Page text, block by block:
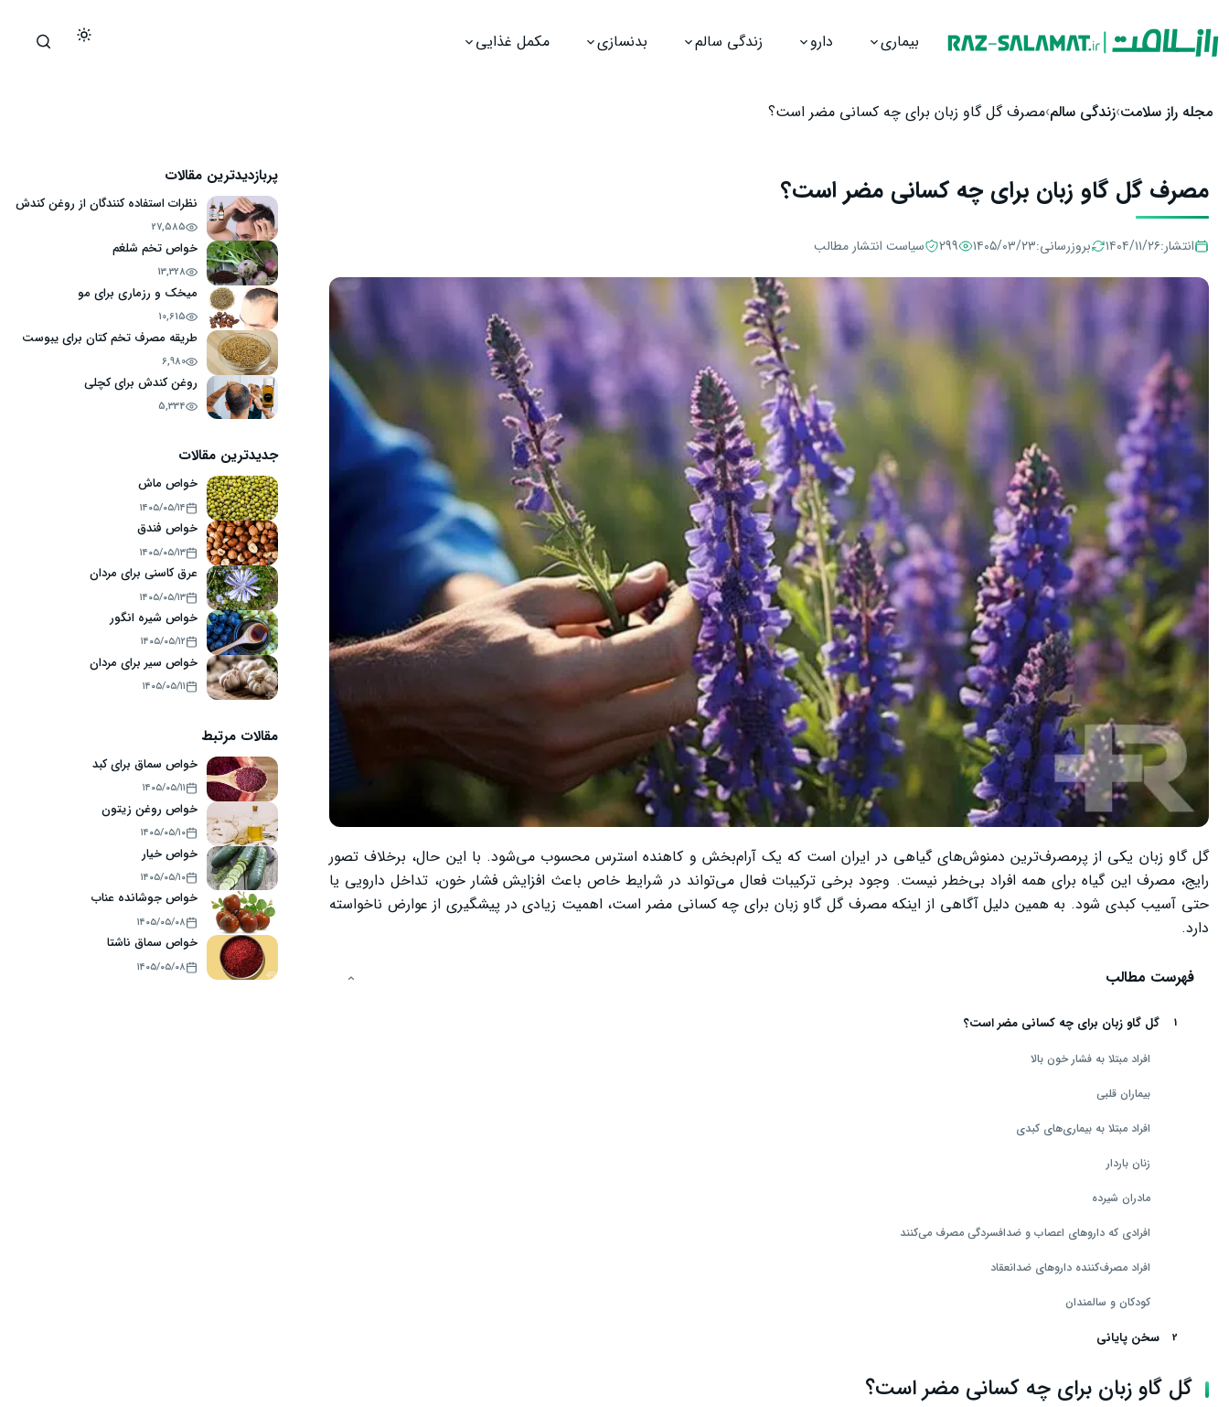
بیماری دارو زندگی سالم بدنسازی مکمل غذایی
مجله راز سلامت زندگی سالم مصرف گل گاو زبان برای چه کسانی مضر است؟
مصرف گل گاو زبان برای چه کسانی مضر است؟
انتشار:۱۴۰۴/۱۱/۲۶ بروزرسانی:۱۴۰۵/۰۳/۲۳ 299 سیاست انتشار مطالب
گل گاو زبان یکی از پرمصرف‌ترین دمنوش‌های گیاهی در ایران است که یک آرام‌بخش و کاهنده استرس محسوب می‎‌شود. با این حال، برخلاف تصور
رایج، مصرف این گیاه برای همه افراد بی‌خطر نیست. وجود برخی ترکیبات فعال می‌تواند در شرایط خاص باعث افزایش فشار خون، تداخل دارویی یا
حتی آسیب کبدی شود. به همین دلیل آگاهی از اینکه مصرف گل گاو زبان برای چه کسانی مضر است، اهمیت زیادی در پیشگیری از عوارض ناخواسته
دارد.
فهرست مطالب
گل گاو زبان برای چه کسانی مضر است؟
افراد مبتلا به فشار خون بالا
بیماران قلبی
افراد مبتلا به بیماری‌های کبدی
زنان باردار
مادران شیرده
افرادی که داروهای اعصاب و ضدافسردگی مصرف می‌کنند
افراد مصرف‌کننده داروهای ضدانعقاد
کودکان و سالمندان
سخن پایانی
گل گاو زبان برای چه کسانی مضر است؟
پربازدیدترین مقالات
نظرات استفاده کنندگان از روغن کندش
27,585
خواص تخم شلغم
13,328
میخک و رزماری برای مو
10,615
طریقه مصرف تخم کتان برای یبوست
6,980
روغن کندش برای کچلی
5,334
جدیدترین مقالات
خواص ماش
۱۴۰۵/۰۵/۱۴
خواص فندق
۱۴۰۵/۰۵/۱۳
عرق کاسنی برای مردان
۱۴۰۵/۰۵/۱۳
خواص شیره انگور
۱۴۰۵/۰۵/۱۲
خواص سیر برای مردان
۱۴۰۵/۰۵/۱۱
مقالات مرتبط
خواص سماق برای کبد
۱۴۰۵/۰۵/۱۱
خواص روغن زیتون
۱۴۰۵/۰۵/۱۰
خواص خیار
۱۴۰۵/۰۵/۱۰
خواص جوشانده عناب
۱۴۰۵/۰۵/۰۸
خواص سماق ناشتا
۱۴۰۵/۰۵/۰۸